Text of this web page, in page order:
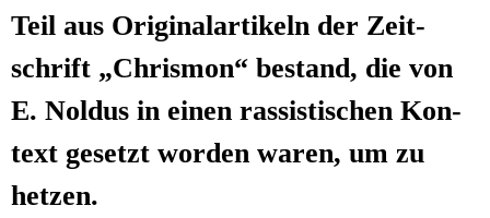
Teil aus Ori­gi­nal­ar­ti­keln der Zeit­
schrift „Chris­mon“ bestand, die von
E. Nol­dus in einen ras­sis­ti­schen Kon­
text gesetzt wor­den waren, um zu
hetzen.